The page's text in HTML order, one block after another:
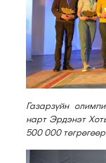
Газарзүйн
нарт Эрдэнэт
500 000